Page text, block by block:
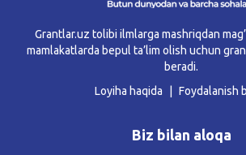
Grantlar.uz tolibi ilmlarga mashriqdan
mamlakatlarda bepul ta’lim olish uchun
beradi.
Loyiha haqida
Foydalanish
Biz bilan aloqa